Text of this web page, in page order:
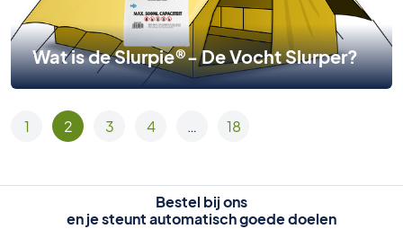
Wat is de Slurpie®- De Vocht Slurper?
1 2 3 4 … 18
Bestel bij ons
en je steunt automatisch goede doelen